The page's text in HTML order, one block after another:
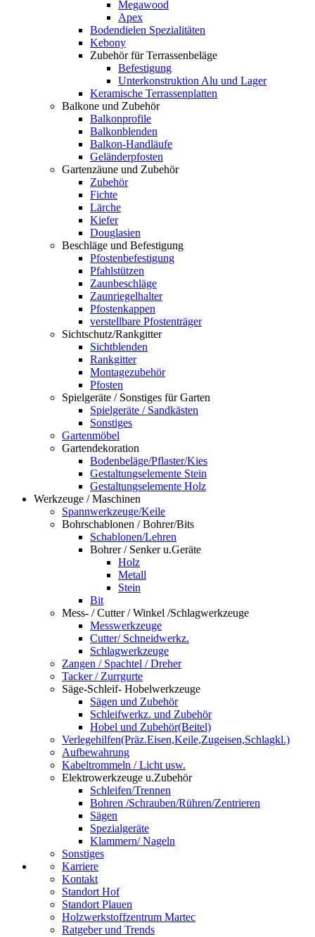
Megawood
Apex
Bodendielen Spezialitäten
Kebony
Zubehör für Terrassenbeläge
Befestigung
Unterkonstruktion Alu und Lager
Keramische Terrassenplatten
Balkone und Zubehör
Balkonprofile
Balkonblenden
Balkon-Handläufe
Geländerpfosten
Gartenzäune und Zubehör
Zubehör
Fichte
Lärche
Kiefer
Douglasien
Beschläge und Befestigung
Pfostenbefestigung
Pfahlstützen
Zaunbeschläge
Zaunriegelhalter
Pfostenkappen
verstellbare Pfostenträger
Sichtschutz/Rankgitter
Sichtblenden
Rankgitter
Montagezubehör
Pfosten
Spielgeräte / Sonstiges für Garten
Spielgeräte / Sandkästen
Sonstiges
Gartenmöbel
Gartendekoration
Bodenbeläge/Pflaster/Kies
Gestaltungselemente Stein
Gestaltungselemente Holz
Werkzeuge / Maschinen
Spannwerkzeuge/Keile
Bohrschablonen / Bohrer/Bits
Schablonen/Lehren
Bohrer / Senker u.Geräte
Holz
Metall
Stein
Bit
Mess- / Cutter / Winkel /Schlagwerkzeuge
Messwerkzeuge
Cutter/ Schneidwerkz.
Schlagwerkzeuge
Zangen / Spachtel / Dreher
Tacker / Zurrgurte
Säge-Schleif- Hobelwerkzeuge
Sägen und Zubehör
Schleifwerkz. und Zubehör
Hobel und Zubehör(Beitel)
Verlegehilfen(Präz.Eisen,Keile,Zugeisen,Schlagkl.)
Aufbewahrung
Kabeltrommeln / Licht usw.
Elektrowerkzeuge u.Zubehör
Schleifen/Trennen
Bohren /Schrauben/Rühren/Zentrieren
Sägen
Spezialgeräte
Klammern/ Nageln
Sonstiges
Karriere
Kontakt
Standort Hof
Standort Plauen
Holzwerkstoffzentrum Martec
Ratgeber und Trends